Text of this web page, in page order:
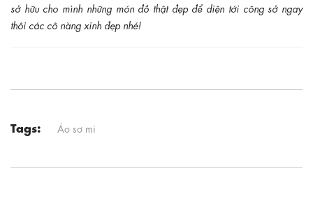
sở hữu cho mình những món đồ thật đẹp để diện tới công sở ngay
thôi các cô nàng xinh đẹp nhé!
Tags: Áo sơ mi